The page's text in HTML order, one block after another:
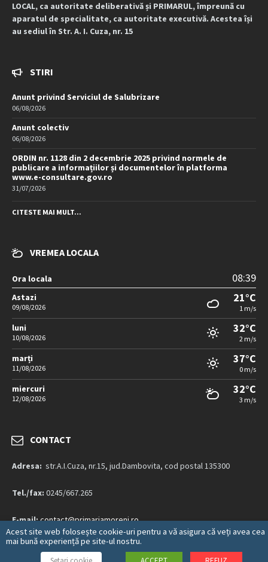
LOCAL, ca autoritate deliberativă și PRIMARUL, împreună cu
aparatul de specialitate, ca autoritate executivă. Acestea își
au sediul în Str. A. I. Cuza, nr. 15
STIRI
Anunt privind Serviciul de Salubrizare
06/08/2026
Anunt colectiv
06/08/2026
ORDIN nr. 1128 din 2 decembrie 2025 privind normele de
publicare a informațiilor și documentelor în platforma
www.e-consultare.gov.ro
31/07/2026
CITESTE MAI MULT...
VREMEA LOCALA
Ora locala 08:39
Astazi
09/08/2026
21°C
1 m/s
luni
10/08/2026
32°C
2 m/s
marți
11/08/2026
37°C
0 m/s
miercuri
12/08/2026
32°C
3 m/s
CONTACT
Adresa: str.A.I.Cuza, nr.15, jud.Dambovita, cod postal 135300
Tel./fax: 0245/667.265
E-mail:contact@primariamoreni.ro
Mai multe detalii…
Acest site web folosește cookie-uri pentru a vă asigura că veți avea cea
mai bună experiență pe site-ul nostru.